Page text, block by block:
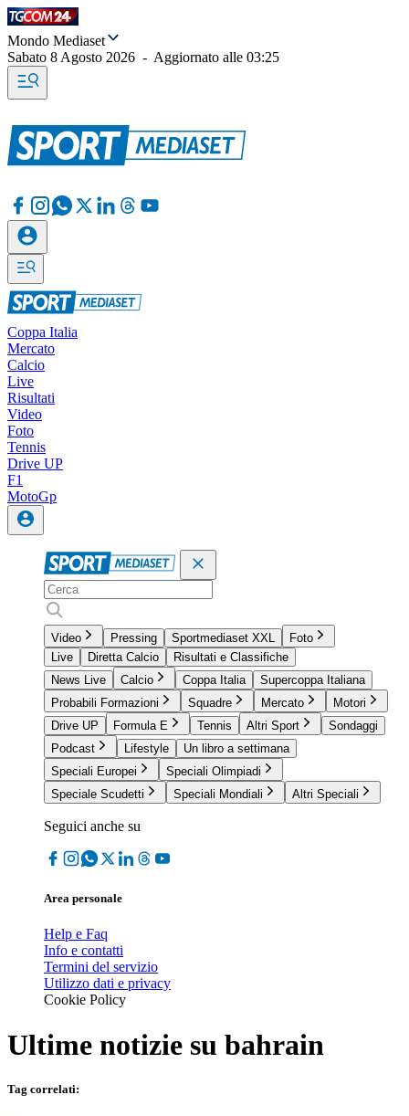
Mondo Mediaset
Sabato 8 Agosto 2026 - Aggiornato alle 03:25
Coppa Italia
Mercato
Calcio
Live
Risultati
Video
Foto
Tennis
Drive UP
F1
MotoGp
Video Pressing Sportmediaset XXL
Foto
Live
Diretta Calcio
Risultati e Classifiche
News Live
Calcio Coppa Italia
Supercoppa Italiana
Probabili Formazioni
Squadre Mercato
Motori
Drive UP
Formula E Tennis Altri Sport
Sondaggi
Podcast
Lifestyle
Un libro a settimana
Speciali Europei
Speciali Olimpiadi
Speciale Scudetti
Speciali Mondiali Altri Speciali
Seguici anche su
Area personale
Help e Faq
Info e contatti
Termini del servizio
Utilizzo dati e privacy
Cookie Policy
Ultime notizie su bahrain
Tag correlati: